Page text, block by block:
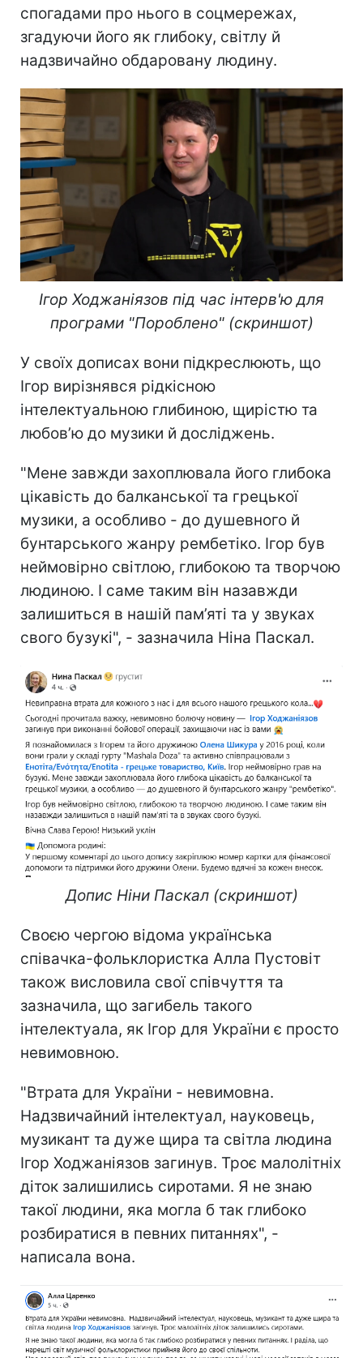
спогадами про нього в соцмережах,
згадуючи його як глибоку, світлу й
надзвичайно обдаровану людину.
Ігор Ходжаніязов під час інтерв'ю для
програми "Пороблено" (скриншот)
У своїх дописах вони підкреслюють, що
Ігор вирізнявся рідкісною
інтелектуальною глибиною, щирістю та
любов’ю до музики й досліджень.
"Мене завжди захоплювала його глибока
цікавість до балканської та грецької
музики, а особливо - до душевного й
бунтарського жанру рембетіко. Ігор був
неймовірно світлою, глибокою та творчою
людиною. І саме таким він назавжди
залишиться в нашій пам’яті та у звуках
свого бузукі", - зазначила Ніна Паскал.
Допис Ніни Паскал (скриншот)
Своєю чергою відома українська
співачка-фольклористка Алла Пустовіт
також висловила свої співчуття та
зазначила, що загибель такого
інтелектуала, як Ігор для України є просто
невимовною.
"Втрата для України - невимовна.
Надзвичайний інтелектуал, науковець,
музикант та дуже щира та світла людина
Ігор Ходжаніязов загинув. Троє малолітніх
діток залишились сиротами. Я не знаю
такої людини, яка могла б так глибоко
розбиратися в певних питаннях", -
написала вона.